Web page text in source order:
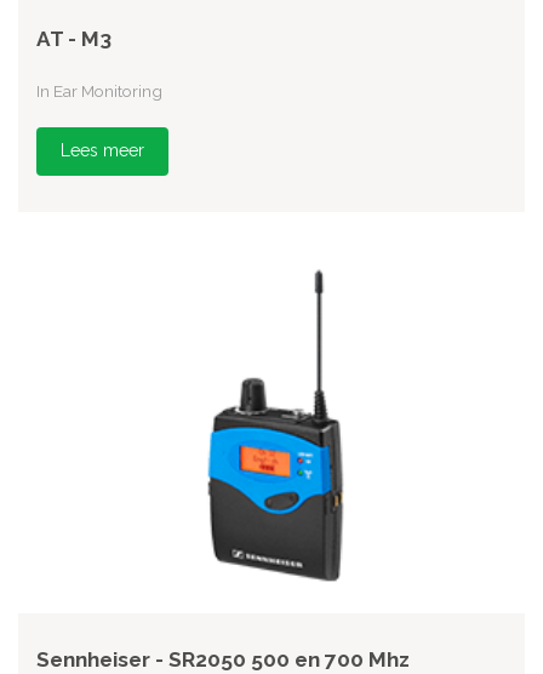
AT - M3
In Ear Monitoring
Lees meer
Sennheiser - SR2050 500 en 700 Mhz